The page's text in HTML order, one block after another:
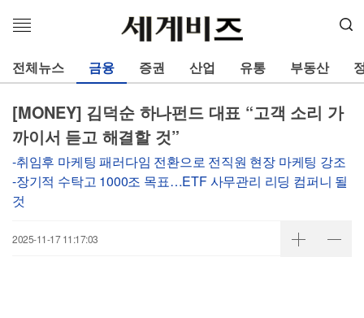
메
열
기
전체뉴스 금융 증권 산업 유통 부동산
[MONEY] 김덕순 하나펀드 대표 “고객 소리 가
까이서 듣고 해결할 것”
-취임후 마케팅 패러다임 전환으로 전직원 현장 마케팅 강조
-장기적 수탁고 1000조 목표…ETF 사무관리 리딩 컴퍼니 될
것
2025-11-17 11:17:03